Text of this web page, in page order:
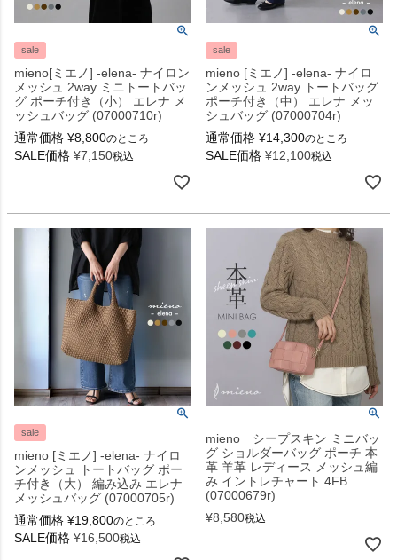
sale
mieno[ミエノ] -elena- ナイロン
メッシュ 2way ミニトートバッ
グ ポーチ付き（小） エレナ メ
ッシュバッグ (07000710r)
通常価格 ¥8,800のところ
SALE価格 ¥7,150税込
sale
mieno [ミエノ] -elena- ナイロ
ンメッシュ 2way トートバッグ
ポーチ付き（中） エレナ メッ
シュバッグ (07000704r)
通常価格 ¥14,300のところ
SALE価格 ¥12,100税込
sale
mieno [ミエノ] -elena- ナイロ
ンメッシュ トートバッグ ポー
チ付き（大） 編み込み エレナ
メッシュバッグ (07000705r)
通常価格 ¥19,800のところ
SALE価格 ¥16,500税込
mieno シープスキン ミニバッ
グ ショルダーバッグ ポーチ 本
革 羊革 レディース メッシュ編
み イントレチャート 4FB
(07000679r)
¥8,580税込